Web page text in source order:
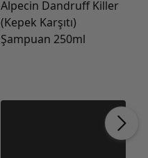
Alpecin Dandruff Killer
(Kepek Karşıtı)
Şampuan 250ml